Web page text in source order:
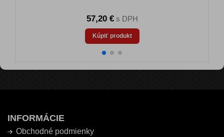
57,20 €s DPH
Kúpiť produkt
INFORMÁCIE
Obchodné podmienky